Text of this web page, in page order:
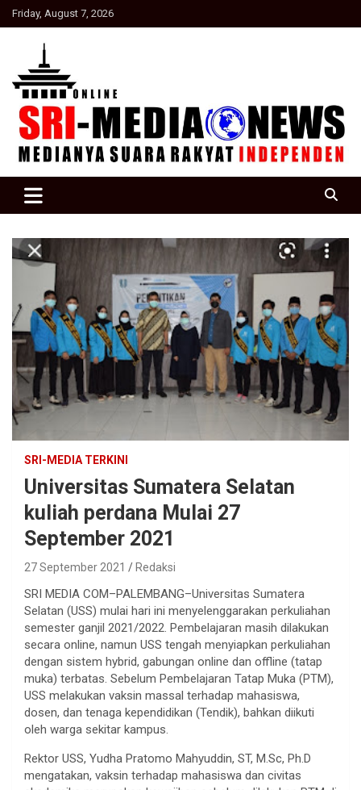
Skip
to
Friday, August 7, 2026
SRI Media news
SRI-MEDIA TERKINI
Universitas Sumatera Selatan
kuliah perdana Mulai 27
September 2021
27 September 2021 Redaksi
SRI MEDIA COM–PALEMBANG–Universitas Sumatera
Selatan (USS) mulai hari ini menyelenggarakan perkuliahan
semester ganjil 2021/2022. Pembelajaran masih dilakukan
secara online, namun USS tengah menyiapkan perkuliahan
dengan sistem hybrid, gabungan online dan offline (tatap
muka) terbatas. Sebelum Pembelajaran Tatap Muka (PTM),
USS melakukan vaksin massal terhadap mahasiswa,
dosen, dan tenaga kependidikan (Tendik), bahkan diikuti
oleh warga sekitar kampus.
Rektor USS, Yudha Pratomo Mahyuddin, ST, M.Sc, Ph.D
mengatakan, vaksin terhadap mahasiswa dan civitas